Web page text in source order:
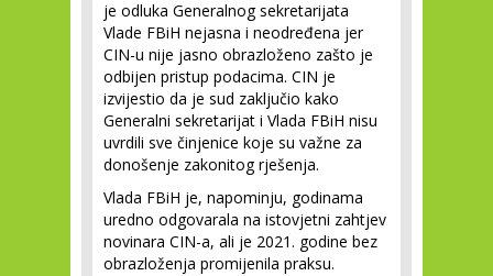
je odluka Generalnog sekretarijata
Vlade FBiH nejasna i neodređena jer
CIN-u nije jasno obrazloženo zašto je
odbijen pristup podacima. CIN je
izvijestio da je sud zaključio kako
Generalni sekretarijat i Vlada FBiH nisu
uvrdili sve činjenice koje su važne za
donošenje zakonitog rješenja.
Vlada FBiH je, napominju, godinama
uredno odgovarala na istovjetni zahtjev
novinara CIN-a, ali je 2021. godine bez
obrazloženja promijenila praksu.